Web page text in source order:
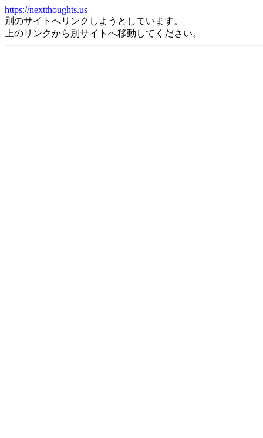
https://nextthoughts.us
別のサイトへリンクしようとしています。
上のリンクから別サイトへ移動してください。